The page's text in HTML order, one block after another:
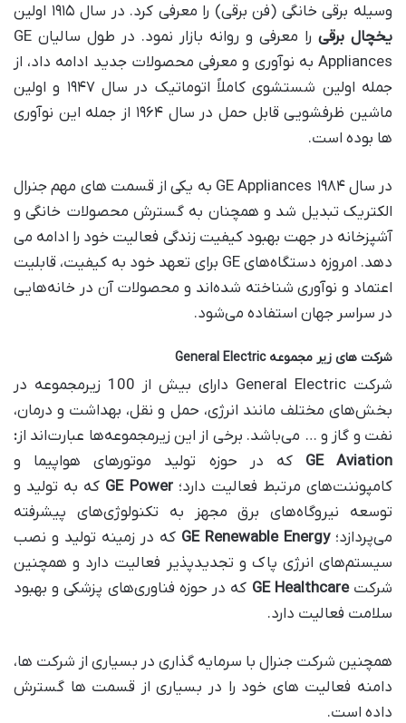
وسیله برقی خانگی (فن برقی) را معرفی کرد. در سال ۱۹۱۵ اولین
یخچال برقی
را معرفی و روانه بازار نمود. در طول سالیان GE
Appliances به نوآوری و معرفی محصولات جدید ادامه داد، از
جمله اولین شستشوی کاملاً اتوماتیک در سال ۱۹۴۷ و اولین
ماشین ظرفشویی قابل حمل در سال ۱۹۶۴ از جمله این نوآوری
ها بوده است.
در سال ۱۹۸۴ GE Appliances به یکی از قسمت های مهم جنرال
الکتریک تبدیل شد و همچنان به گسترش محصولات خانگی و
آشپزخانه در جهت بهبود کیفیت زندگی فعالیت خود را ادامه می
دهد. امروزه دستگاه‌های GE برای تعهد خود به کیفیت، قابلیت
اعتماد و نوآوری شناخته شده‌اند و محصولات آن در خانه‌هایی
در سراسر جهان استفاده می‌شود.
شرکت های زیر مجموعه General Electric
شرکت General Electric دارای بیش از 100 زیرمجموعه در
بخش‌های مختلف مانند انرژی، حمل و نقل، بهداشت و درمان،
نفت و گاز و … می‌باشد. برخی از این زیرمجموعه‌ها عبارت‌اند از:
GE Aviation
که در حوزه تولید موتورهای هواپیما و
کامپوننت‌های مرتبط فعالیت دارد؛GE Power که به تولید و
توسعه نیروگاه‌های برق مجهز به تکنولوژی‌های پیشرفته
می‌پردازد؛GE Renewable Energy که در زمینه تولید و نصب
سیستم‌های انرژی پاک و تجدیدپذیر فعالیت دارد و همچنین
شرکت GE Healthcare
که در حوزه فناوری‌های پزشکی و بهبود
سلامت فعالیت دارد.
همچنین شرکت جنرال با سرمایه گذاری در بسیاری از شرکت ها،
دامنه فعالیت های خود را در بسیاری از قسمت ها گسترش
داده است.